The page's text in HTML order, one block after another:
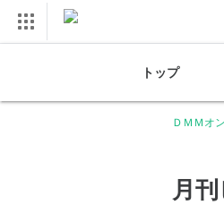
トップ
ＤＭＭオ
月